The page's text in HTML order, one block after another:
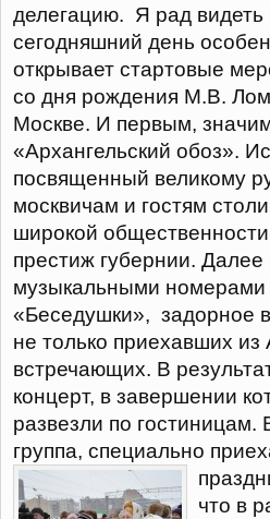
делегацию. Я рад видеть
сегодняшний день
открывает стартовые
со дня рождения М.В.
Москве. И первым,
«Архангельский обоз».
посвященный великому
москвичам и гостям
широкой
престиж губернии.
музыкальными номерами
«Беседушки», задорное
не только приехавших из
встречающих. В
концерт, в завершении
развезли по
группа, специально
что в